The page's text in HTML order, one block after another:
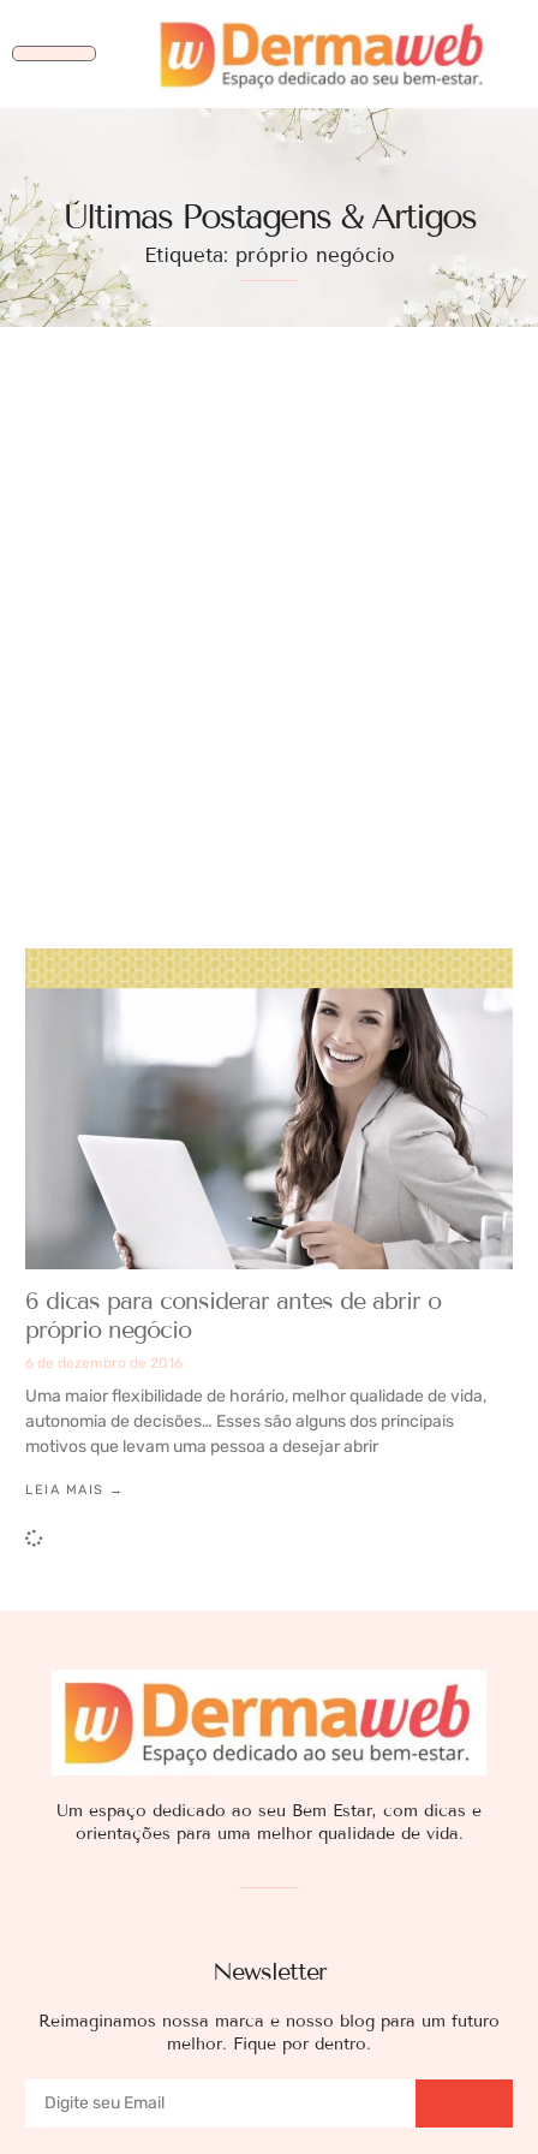
Ùltimas Postagens & Artigos
Etiqueta: próprio negócio
6 dicas para considerar antes de abrir o
próprio negócio
6 de dezembro de 2016
Uma maior flexibilidade de horário, melhor qualidade de vida,
autonomia de decisões… Esses são alguns dos principais
motivos que levam uma pessoa a desejar abrir
LEIA MAIS →
Newsletter
Reimaginamos nossa marca e nosso blog para um futuro
melhor. Fique por dentro.
Um espaço dedicado ao seu Bem Estar, com dicas e
orientações para uma melhor qualidade de vida.